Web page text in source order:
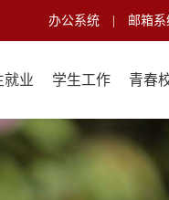
办公系统 邮箱系
就业 学生工作 青春